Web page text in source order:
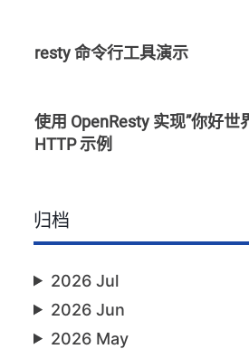
resty 命令行工具演示
使用 OpenResty 实现”你好世
HTTP 示例
归档
2026 Jul
2026 Jun
2026 May